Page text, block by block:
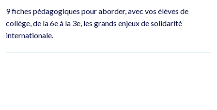
9 fiches pédagogiques pour aborder, avec vos élèves de
collège, de la 6e à la 3e, les grands enjeux de solidarité
internationale.